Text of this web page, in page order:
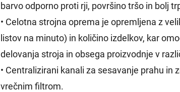
barvo odporno proti rji, površino tršo in bolj
• Celotna strojna oprema je opremljena z
listov na minuto) in količino izdelkov, kar
delovanja stroja in obsega proizvodnje v
• Centralizirani kanali za sesavanje prahu
vrečnim filtrom.